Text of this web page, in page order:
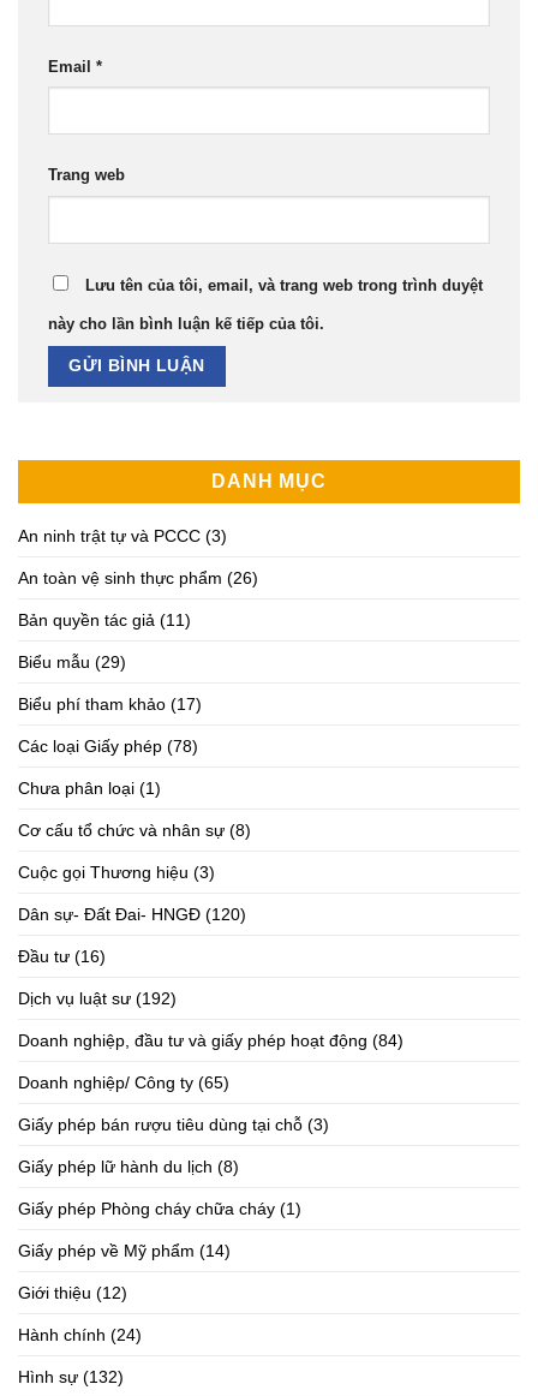
Email *
Trang web
Lưu tên của tôi, email, và trang web trong trình duyệt
này cho lần bình luận kế tiếp của tôi.
DANH MỤC
An ninh trật tự và PCCC (3)
An toàn vệ sinh thực phẩm (26)
Bản quyền tác giả (11)
Biểu mẫu (29)
Biểu phí tham khảo (17)
Các loại Giấy phép (78)
Chưa phân loại (1)
Cơ cấu tổ chức và nhân sự (8)
Cuộc gọi Thương hiệu (3)
Dân sự- Đất Đai- HNGĐ (120)
Đầu tư (16)
Dịch vụ luật sư (192)
Doanh nghiệp, đầu tư và giấy phép hoạt động (84)
Doanh nghiệp/ Công ty (65)
Giấy phép bán rượu tiêu dùng tại chỗ (3)
Giấy phép lữ hành du lịch (8)
Giấy phép Phòng cháy chữa cháy (1)
Giấy phép về Mỹ phẩm (14)
Giới thiệu (12)
Hành chính (24)
Hình sự (132)